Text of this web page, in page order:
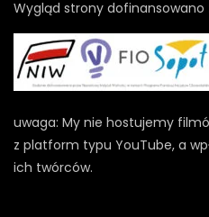
Wygląd strony dofinansowano
uwaga: My nie hostujemy
z platform typu YouTube, a
ich twórców.